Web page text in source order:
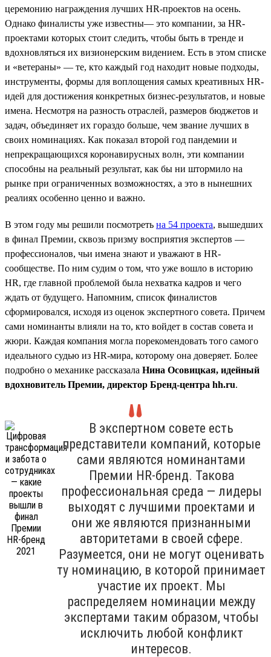
церемонию награждения лучших HR-проектов на осень.
Однако финалисты уже известны— это компании, за HR-
проектами которых стоит следить, чтобы быть в тренде и
вдохновляться их визионерским видением. Есть в этом списке
и «ветераны» — те, кто каждый год находит новые подходы,
инструменты, формы для воплощения самых креативных HR-
идей для достижения конкретных бизнес-результатов, и новые
имена. Несмотря на разность отраслей, размеров бюджетов и
задач, объединяет их гораздо больше, чем звание лучших в
своих номинациях. Как показал второй год пандемии и
непрекращающихся коронавирусных волн, эти компании
способны на реальный результат, как бы ни штормило на
рынке при ограниченных возможностях, а это в нынешних
реалиях особенно ценно и важно.
В этом году мы решили посмотреть на 54 проекта, вышедших
в финал Премии, сквозь призму восприятия экспертов —
профессионалов, чьи имена знают и уважают в HR-
сообществе. По ним судим о том, что уже вошло в историю
HR, где главной проблемой была нехватка кадров и чего
ждать от будущего. Напомним, список финалистов
сформировался, исходя из оценок экспертного совета. Причем
сами номинанты влияли на то, кто войдет в состав совета и
жюри. Каждая компания могла порекомендовать того самого
идеального судью из HR-мира, которому она доверяет. Более
подробно о механике рассказала Нина Осовицкая, идейный
вдохновитель Премии, директор Бренд-центра hh.ru.
В экспертном совете есть
представители компаний, которые
сами являются номинантами
Премии HR-бренд. Такова
профессиональная среда — лидеры
выходят с лучшими проектами и
они же являются признанными
авторитетами в своей сфере.
Разумеется, они не могут оценивать
ту номинацию, в которой принимает
участие их проект. Мы
распределяем номинации между
экспертами таким образом, чтобы
исключить любой конфликт
интересов.